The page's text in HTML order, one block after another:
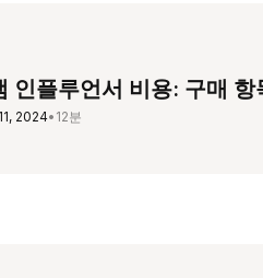
인플루언서 비용: 구매
2024• 12분